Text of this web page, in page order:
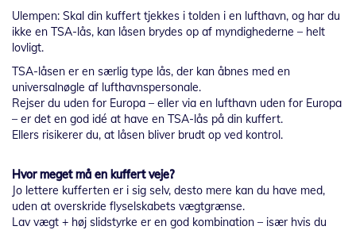
Ulempen: Skal din kuffert tjekkes i tolden i en lufthavn, og har du
ikke en TSA-lås, kan låsen brydes op af myndighederne – helt
lovligt.
TSA-låsen er en særlig type lås, der kan åbnes med en
universalnøgle af lufthavnspersonale.
Rejser du uden for Europa – eller via en lufthavn uden for Europa
– er det en god idé at have en TSA-lås på din kuffert.
Ellers risikerer du, at låsen bliver brudt op ved kontrol.
Hvor meget må en kuffert veje?
Jo lettere kufferten er i sig selv, desto mere kan du have med,
uden at overskride flyselskabets vægtgrænse.
Lav vægt + høj slidstyrke er en god kombination – især hvis du